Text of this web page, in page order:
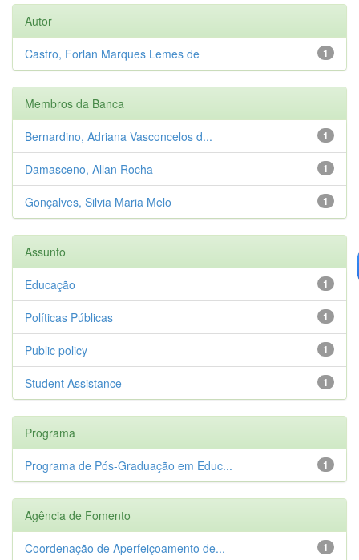
Autor
1
Castro, Forlan Marques Lemes de
Membros da Banca
1
Bernardino, Adriana Vasconcelos d...
1
Damasceno, Allan Rocha
1
Gonçalves, Silvia Maria Melo
Assunto
1
Educação
1
Políticas Públicas
1
Public policy
1
Student Assistance
Programa
1
Programa de Pós-Graduação em Educ...
Agência de Fomento
1
Coordenação de Aperfeiçoamento de...